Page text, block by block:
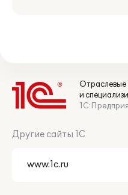
Отраслевые
и
Другие сайты 1С